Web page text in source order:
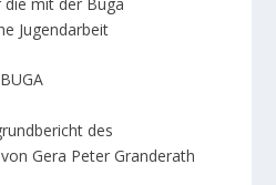
Jugendarbeit
des
Gera Peter Granderath